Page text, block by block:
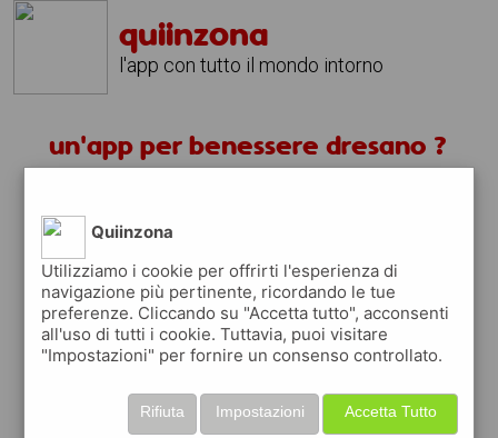
quiinzona
l'app con tutto il mondo intorno
un'app per benessere dresano ?
quiinzona è una app
gratuita
che ti aiuta se cerchi 'un'app per
benessere dresano ? ' e che ti premia ogni
volta che la usi
raccogli punti da convertire inbuoni sconto
o gift card
per fare la spesa, fare
Quiinzona
Utilizziamo i cookie per offrirti l'esperienza di
navigazione più pertinente, ricordando le tue
preferenze. Cliccando su "Accetta tutto", acconsenti
all'uso di tutti i cookie. Tuttavia, puoi visitare
"Impostazioni" per fornire un consenso controllato.
Accetta Tutto
Impostazioni
Rifiuta